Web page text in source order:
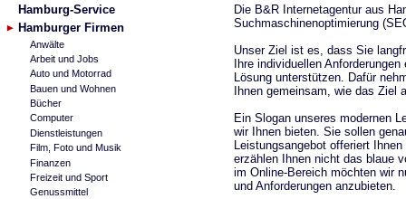
Hamburg-Service
Hamburger Firmen
Anwälte
Arbeit und Jobs
Auto und Motorrad
Bauen und Wohnen
Bücher
Computer
Dienstleistungen
Film, Foto und Musik
Finanzen
Freizeit und Sport
Genussmittel
Die B&R Internetagentur aus
Suchmaschinenoptimierung
Unser Ziel ist es, dass Sie
Ihre individuellen
Lösung unterstützen. Dafür
Ihnen gemeinsam, wie das Ziel
Ein Slogan unseres modernen
wir Ihnen bieten. Sie sollen
Leistungsangebot offeriert
erzählen Ihnen nicht das blaue
im Online-Bereich möchten wir
und Anforderungen anzubieten.